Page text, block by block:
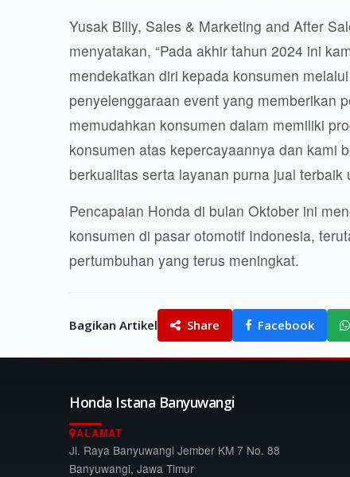
Yusak Billy, Sales & Marketing and After
menyatakan, “Pada akhir tahun 2024 ini
mendekatkan diri kepada konsumen
penyelenggaraan event yang memberikan
memudahkan konsumen dalam memiliki
konsumen atas kepercayaannya dan kami
berkualitas serta layanan purna jual terbaik
Pencapaian Honda di bulan Oktober ini
konsumen di pasar otomotif Indonesia,
pertumbuhan yang terus meningkat.
Bagikan Artikel Share Facebook
Honda Istana Banyuwangi
ALAMAT
Jl. Raya Banyuwangi Jember KM 7 No. 88
Banyuwangi, Jawa Timur